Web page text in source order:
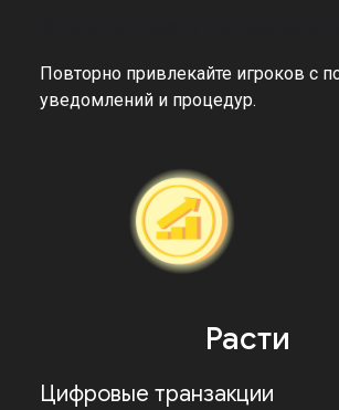
Повторно привлекайте игроков с
уведомлений и процедур.
Расти
Цифровые транзакции